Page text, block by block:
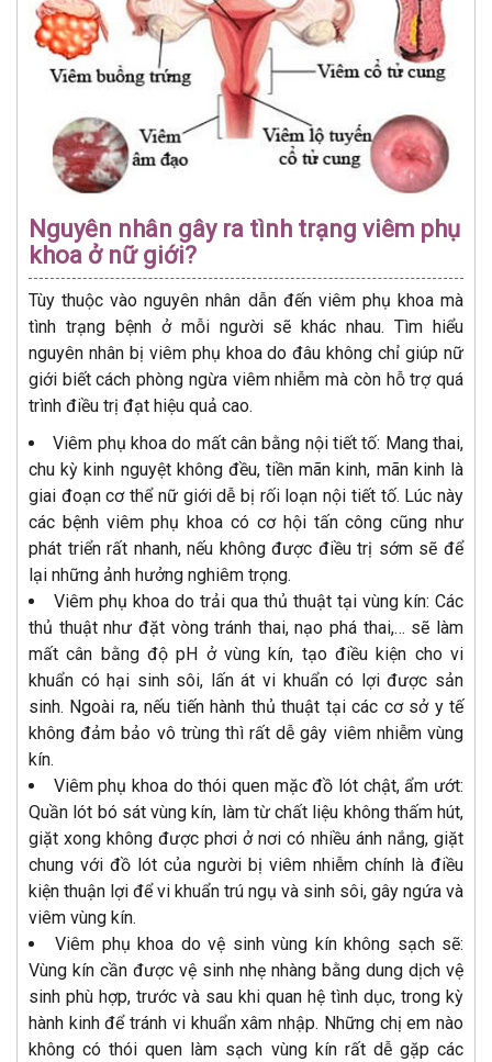
Nguyên nhân gây ra tình trạng viêm phụ
khoa ở nữ giới?
Tùy thuộc vào nguyên nhân dẫn đến viêm phụ khoa mà
tình trạng bệnh ở mỗi người sẽ khác nhau. Tìm hiểu
nguyên nhân bị viêm phụ khoa do đâu không chỉ giúp nữ
giới biết cách phòng ngừa viêm nhiễm mà còn hỗ trợ quá
trình điều trị đạt hiệu quả cao.
Viêm phụ khoa do mất cân bằng nội tiết tố: Mang thai,
chu kỳ kinh nguyệt không đều, tiền mãn kinh, mãn kinh là
giai đoạn cơ thể nữ giới dễ bị rối loạn nội tiết tố. Lúc này
các bệnh viêm phụ khoa có cơ hội tấn công cũng như
phát triển rất nhanh, nếu không được điều trị sớm sẽ để
lại những ảnh hưởng nghiêm trọng.
Viêm phụ khoa do trải qua thủ thuật tại vùng kín: Các
thủ thuật như đặt vòng tránh thai, nạo phá thai,… sẽ làm
mất cân bằng độ pH ở vùng kín, tạo điều kiện cho vi
khuẩn có hại sinh sôi, lấn át vi khuẩn có lợi được sản
sinh. Ngoài ra, nếu tiến hành thủ thuật tại các cơ sở y tế
không đảm bảo vô trùng thì rất dễ gây viêm nhiễm vùng
kín.
Viêm phụ khoa do thói quen mặc đồ lót chật, ẩm ướt:
Quần lót bó sát vùng kín, làm từ chất liệu không thấm hút,
giặt xong không được phơi ở nơi có nhiều ánh nắng, giặt
chung với đồ lót của người bị viêm nhiễm chính là điều
kiện thuận lợi để vi khuẩn trú ngụ và sinh sôi, gây ngứa và
viêm vùng kín.
Viêm phụ khoa do vệ sinh vùng kín không sạch sẽ:
Vùng kín cần được vệ sinh nhẹ nhàng bằng dung dịch vệ
sinh phù hợp, trước và sau khi quan hệ tình dục, trong kỳ
hành kinh để tránh vi khuẩn xâm nhập. Những chị em nào
không có thói quen làm sạch vùng kín rất dễ gặp các